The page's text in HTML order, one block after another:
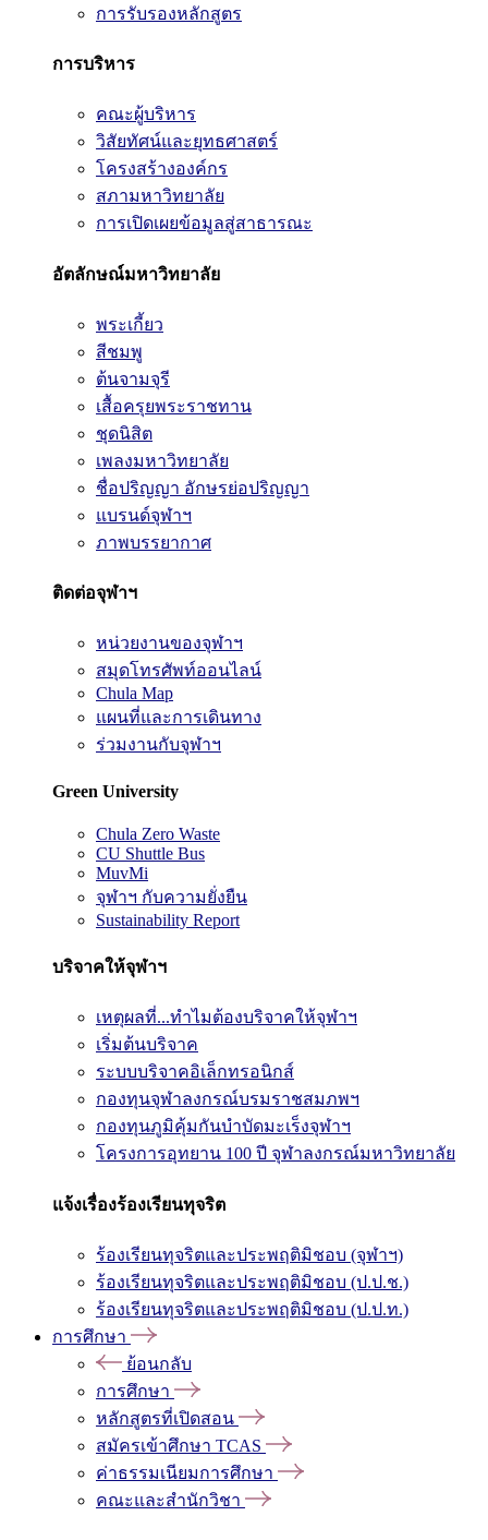
การรับรองหลักสูตร
การบริหาร
คณะผู้บริหาร
วิสัยทัศน์และยุทธศาสตร์
โครงสร้างองค์กร
สภามหาวิทยาลัย
การเปิดเผยข้อมูลสู่สาธารณะ
อัตลักษณ์มหาวิทยาลัย
พระเกี้ยว
สีชมพู
ต้นจามจุรี
เสื้อครุยพระราชทาน
ชุดนิสิต
เพลงมหาวิทยาลัย
ชื่อปริญญา อักษรย่อปริญญา
แบรนด์จุฬาฯ
ภาพบรรยากาศ
ติดต่อจุฬาฯ
หน่วยงานของจุฬาฯ
สมุดโทรศัพท์ออนไลน์
Chula Map
แผนที่และการเดินทาง
ร่วมงานกับจุฬาฯ
Green University
Chula Zero Waste
CU Shuttle Bus
MuvMi
จุฬาฯ กับความยั่งยืน
Sustainability Report
บริจาคให้จุฬาฯ
เหตุผลที่...ทำไมต้องบริจาคให้จุฬาฯ
เริ่มต้นบริจาค
ระบบบริจาคอิเล็กทรอนิกส์
กองทุนจุฬาลงกรณ์บรมราชสมภพฯ
กองทุนภูมิคุ้มกันบำบัดมะเร็งจุฬาฯ
โครงการอุทยาน 100 ปี จุฬาลงกรณ์มหาวิทยาลัย
แจ้งเรื่องร้องเรียนทุจริต
ร้องเรียนทุจริตและประพฤติมิชอบ (จุฬาฯ)
ร้องเรียนทุจริตและประพฤติมิชอบ (ป.ป.ช.)
ร้องเรียนทุจริตและประพฤติมิชอบ (ป.ป.ท.)
การศึกษา
ย้อนกลับ
การศึกษา
หลักสูตรที่เปิดสอน
สมัครเข้าศึกษา TCAS
ค่าธรรมเนียมการศึกษา
คณะและสำนักวิชา